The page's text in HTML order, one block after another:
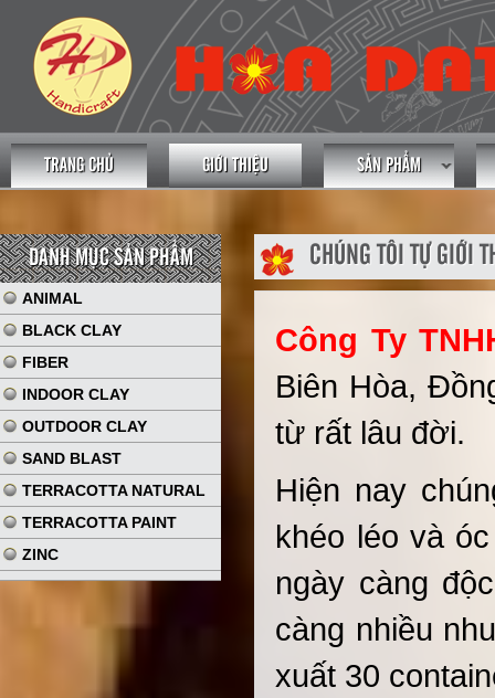
TRANG CHỦ GIỚI THIỆU SẢN PHẨM
DANH MỤC SẢN PHẨM
ANIMAL
BLACK CLAY
FIBER
INDOOR CLAY
OUTDOOR CLAY
SAND BLAST
TERRACOTTA NATURAL
TERRACOTTA PAINT
ZINC
CHÚNG TÔI TỰ GIỚI
Công Ty
Biên Hòa,
từ rất lâu đời.
Hiện nay
khéo léo và
ngày càng
càng nhiều
xuất 30